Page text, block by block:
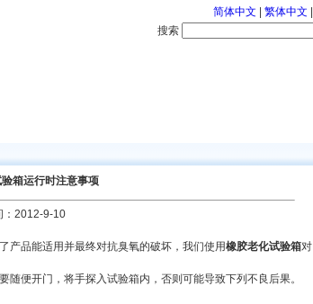
简体中文 繁体中文
搜索
箱运行时注意事项
：2012-9-10
品能适用并最终对抗臭氧的破坏，我们使用橡胶老化试验箱对
随便开门，将手探入试验箱内，否则可能导致下列不良后果。